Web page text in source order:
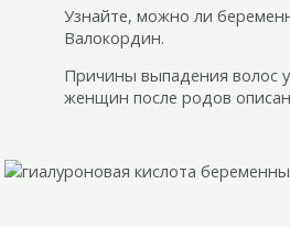
Узнайте, можно ли
Валокордин.
Причины выпадения волос
женщин после родов